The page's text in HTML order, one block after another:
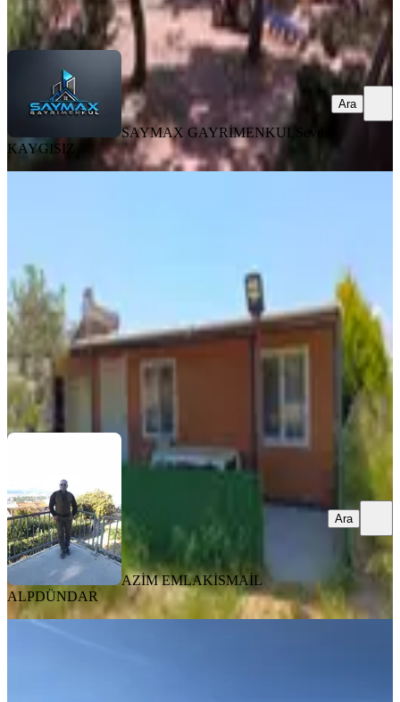
Ara
SAYMAX GAYRİMENKUL
KAYGISIZ
Ara
AZİM EMLAK
Ara
AZİM EMLAKİSMAİL
ALPDÜNDAR
Ara